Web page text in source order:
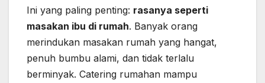
Ini yang paling penting: rasanya seperti
masakan ibu di rumah. Banyak orang
merindukan masakan rumah yang hangat,
penuh bumbu alami, dan tidak terlalu
berminyak. Catering rumahan mampu